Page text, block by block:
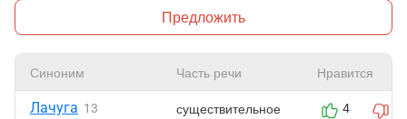
Предложить
Синоним Часть речи Нравится
Лачуга 13 существительное 4